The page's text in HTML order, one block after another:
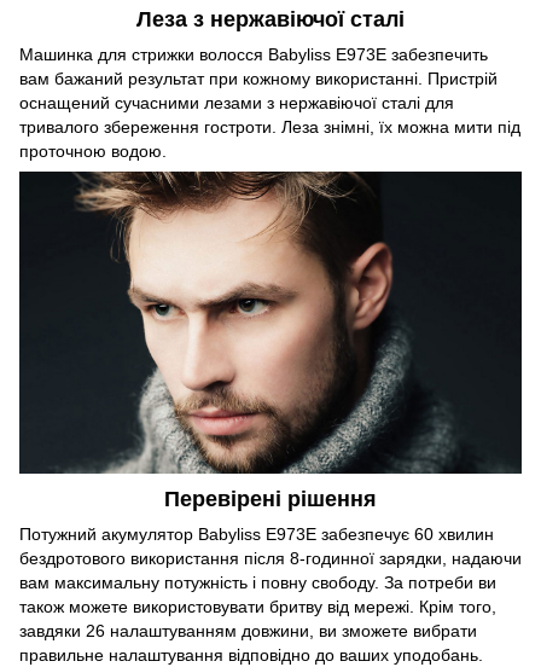
Леза з нержавіючої сталі
Машинка для стрижки волосся Babyliss E973E забезпечить
вам бажаний результат при кожному використанні. Пристрій
оснащений сучасними лезами з нержавіючої сталі для
тривалого збереження гостроти. Леза знімні, їх можна мити під
проточною водою.
Перевірені рішення
Потужний акумулятор Babyliss E973E забезпечує 60 хвилин
бездротового використання після 8-годинної зарядки, надаючи
вам максимальну потужність і повну свободу. За потреби ви
також можете використовувати бритву від мережі. Крім того,
завдяки 26 налаштуванням довжини, ви зможете вибрати
правильне налаштування відповідно до ваших уподобань.